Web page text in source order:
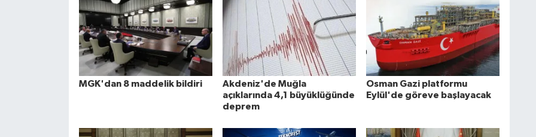
MGK'dan 8 maddelik bildiri
Akdeniz'de Muğla
açıklarında 4,1 büyüklüğünde
deprem
Osman Gazi platformu
Eylül'de göreve başlayacak